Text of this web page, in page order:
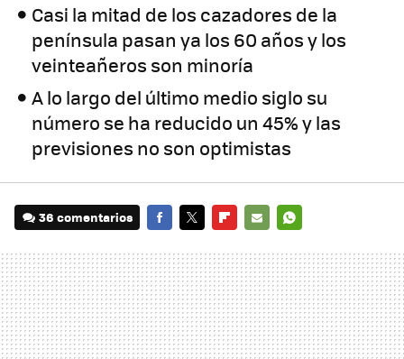
Casi la mitad de los cazadores de la
península pasan ya los 60 años y los
veinteañeros son minoría
A lo largo del último medio siglo su
número se ha reducido un 45% y las
previsiones no son optimistas
36 comentarios
MAIL